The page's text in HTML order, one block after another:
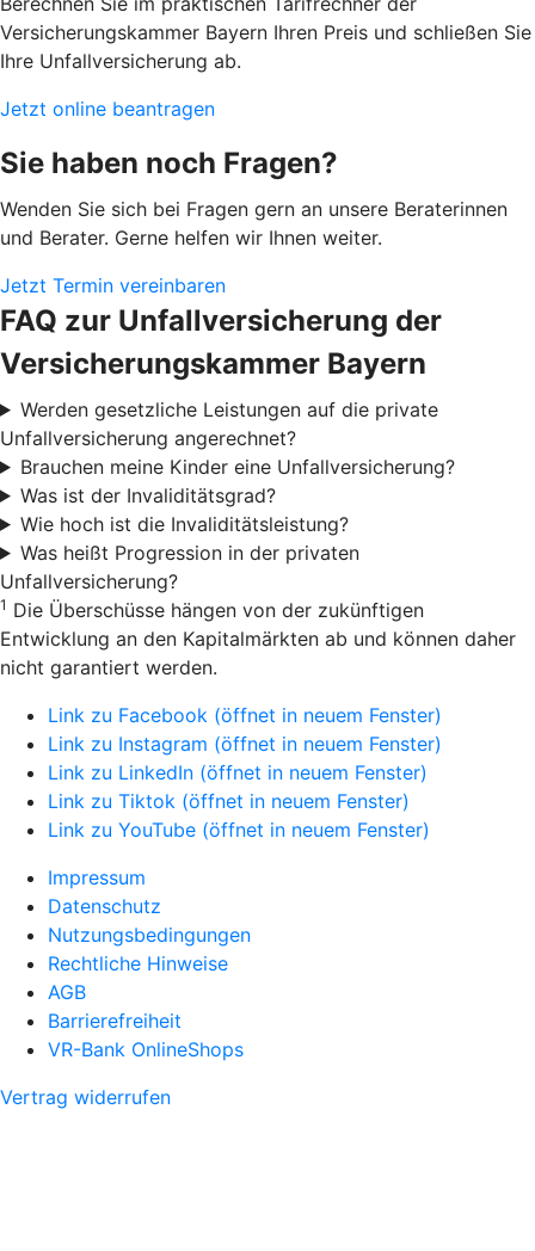
Versicherungskammer Bayern Ihren Preis und schließen Sie
Ihre Unfallversicherung ab.
Jetzt online beantragen
Sie haben noch Fragen?
Wenden Sie sich bei Fragen gern an unsere Beraterinnen
und Berater. Gerne helfen wir Ihnen weiter.
Jetzt Termin vereinbaren
FAQ zur Unfallversicherung der
Versicherungskammer Bayern
Werden gesetzliche Leistungen auf die private
Unfallversicherung angerechnet?
Brauchen meine Kinder eine Unfallversicherung?
Was ist der Invaliditätsgrad?
Wie hoch ist die Invaliditätsleistung?
Was heißt Progression in der privaten
Unfallversicherung?
1 Die Überschüsse hängen von der zukünftigen
Entwicklung an den Kapitalmärkten ab und können daher
nicht garantiert werden.
Link zu Facebook (öffnet in neuem Fenster)
Link zu Instagram (öffnet in neuem Fenster)
Link zu LinkedIn (öffnet in neuem Fenster)
Link zu Tiktok (öffnet in neuem Fenster)
Link zu YouTube (öffnet in neuem Fenster)
Impressum
Datenschutz
Nutzungsbedingungen
Rechtliche Hinweise
AGB
Barrierefreiheit
VR-Bank OnlineShops
Vertrag widerrufen